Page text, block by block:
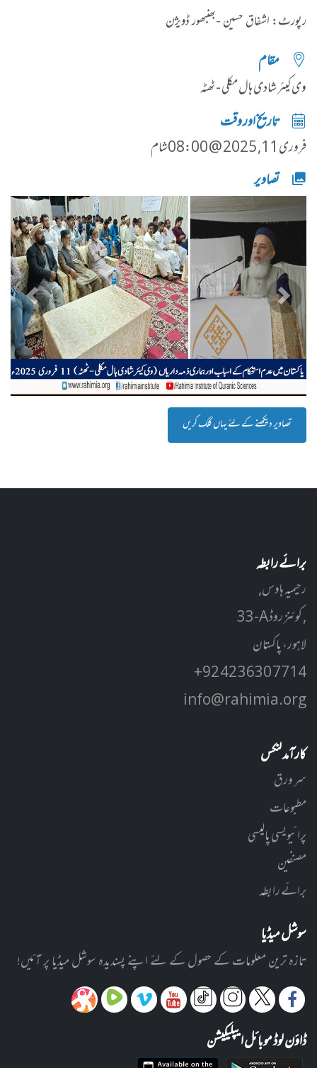
رپورٹ: اشفاق حسین -بھنبھور ڈویژن
مقام
وی کیئر شادی ہال مکلی - ٹھٹہ
تاریخ اور وقت
فروری 11, 2025 @ 08:00شام
تصاویر
پچھلا اگلا
تصاویر دیکھنے کے لئے یہاں کلک کریں
برائے رابطہ
رحیمیہ ہاوس,
33-A کوئنز روڈ ,
لاہور، پاکستان
+92 42 3630 7714
info@rahimia.org
کارآمد لنکس
سر ورق
مطبوعات
پرائیویسی پالیسی
مصنفین
برائے رابطہ
سوشل میڈیا
تازہ ترین معلومات کے حصول کے لئے اپنے پسندیدہ سوشل میڈیا پر آئیں!
ڈاؤن لوڈ موبائل ایپلیکیشن